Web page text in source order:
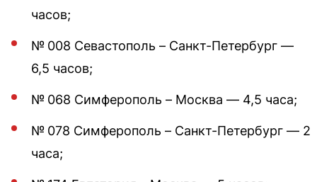
часов;
№ 008 Севастополь – Санкт-Петербург —
6,5 часов;
№ 068 Симферополь – Москва — 4,5 часа;
№ 078 Симферополь – Санкт-Петербург — 2
часа;